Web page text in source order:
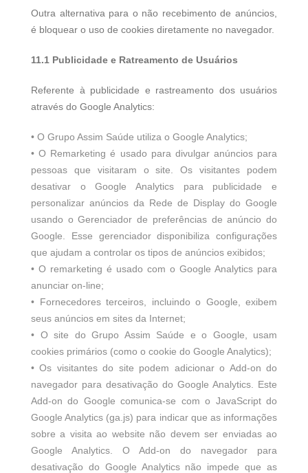
Outra alternativa para o não recebimento de anúncios,
é bloquear o uso de cookies diretamente no navegador.
11.1 Publicidade e Ratreamento de Usuários
Referente à publicidade e rastreamento dos usuários
através do Google Analytics:
• O Grupo Assim Saúde utiliza o Google Analytics;
• O Remarketing é usado para divulgar anúncios para
pessoas que visitaram o site. Os visitantes podem
desativar o Google Analytics para publicidade e
personalizar anúncios da Rede de Display do Google
usando o Gerenciador de preferências de anúncio do
Google. Esse gerenciador disponibiliza configurações
que ajudam a controlar os tipos de anúncios exibidos;
• O remarketing é usado com o Google Analytics para
anunciar on-line;
• Fornecedores terceiros, incluindo o Google, exibem
seus anúncios em sites da Internet;
• O site do Grupo Assim Saúde e o Google, usam
cookies primários (como o cookie do Google Analytics);
• Os visitantes do site podem adicionar o Add-on do
navegador para desativação do Google Analytics. Este
Add-on do Google comunica-se com o JavaScript do
Google Analytics (ga.js) para indicar que as informações
sobre a visita ao website não devem ser enviadas ao
Google Analytics. O Add-on do navegador para
desativação do Google Analytics não impede que as